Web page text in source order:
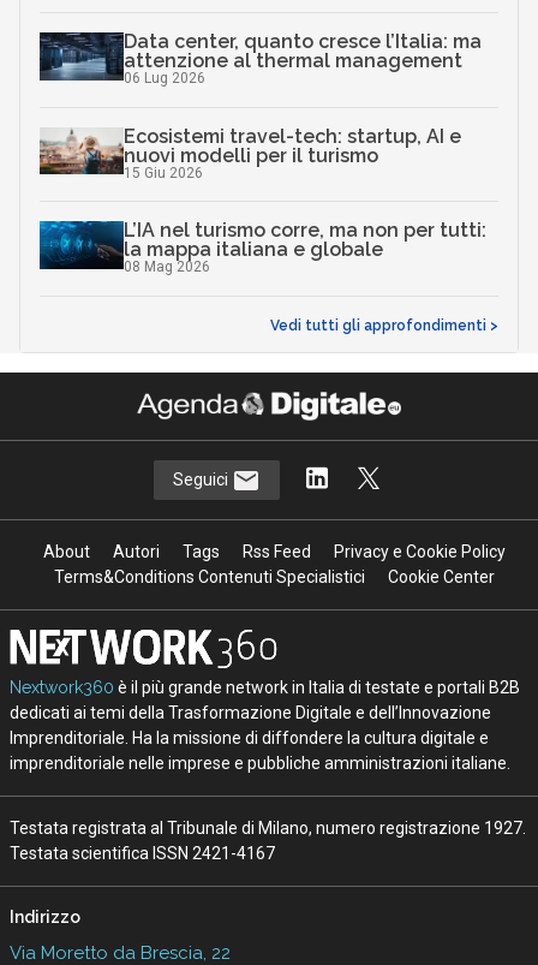
Data center, quanto cresce l’Italia: ma
attenzione al thermal management
06 Lug 2026
Ecosistemi travel-tech: startup, AI e
nuovi modelli per il turismo
15 Giu 2026
L’IA nel turismo corre, ma non per tutti:
la mappa italiana e globale
08 Mag 2026
Vedi tutti gli approfondimenti >
Seguici
About Autori Tags Rss Feed
Privacy e Cookie Policy
Terms&Conditions Contenuti Specialistici
Cookie Center
Nextwork360 è il più grande network in Italia di testate e portali B2B
dedicati ai temi della Trasformazione Digitale e dell’Innovazione
Imprenditoriale. Ha la missione di diffondere la cultura digitale e
imprenditoriale nelle imprese e pubbliche amministrazioni italiane.
Testata registrata al Tribunale di Milano, numero registrazione 1927.
Testata scientifica ISSN 2421-4167
Indirizzo
Via Moretto da Brescia, 22